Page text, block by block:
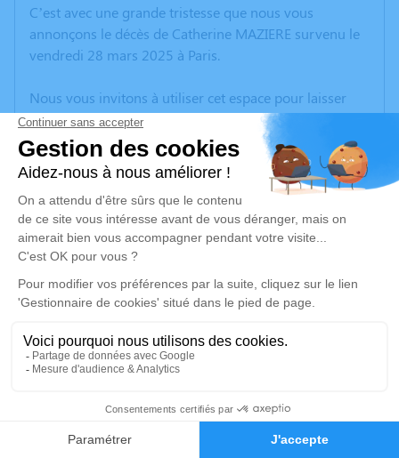
Faire-part Hommages
C’est avec une grande tristesse que nous vous
annonçons le décès de Catherine MAZIERE survenu le
vendredi 28 mars 2025 à Paris.
Nous vous invitons à utiliser cet espace pour laisser
vos condoléances, partager des photos souvenirs, une
anecdote ou exprimer vos pensées à travers des
poèmes ou des textes. Cet endroit est un lieu
d'expression dédié à honorer la mémoire de Catherine
MAZIERE.
Un service de plantation d’arbre hommage est
disponible ici.
Je rends hommage
Cérémonie religieuse
Collégiale de Saint-Léonard-de-Noblat
2 Place Wilson